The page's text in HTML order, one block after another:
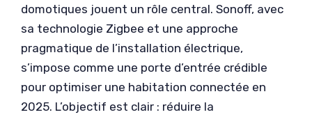
domotiques jouent un rôle central. Sonoff, avec
sa technologie Zigbee et une approche
pragmatique de l’installation électrique,
s’impose comme une porte d’entrée crédible
pour optimiser une habitation connectée en
2025. L’objectif est clair : réduire la